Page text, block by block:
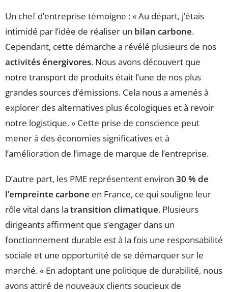
Un chef d’entreprise témoigne : « Au départ, j’étais
intimidé par l’idée de réaliser un bilan carbone.
Cependant, cette démarche a révélé plusieurs de nos
activités énergivores. Nous avons découvert que
notre transport de produits était l’une de nos plus
grandes sources d’émissions. Cela nous a amenés à
explorer des alternatives plus écologiques et à revoir
notre logistique. » Cette prise de conscience peut
mener à des économies significatives et à
l’amélioration de l’image de marque de l’entreprise.
D’autre part, les PME représentent environ 30 % de
l’empreinte carbone en France, ce qui souligne leur
rôle vital dans la transition climatique. Plusieurs
dirigeants affirment que s’engager dans un
fonctionnement durable est à la fois une responsabilité
sociale et une opportunité de se démarquer sur le
marché. « En adoptant une politique de durabilité, nous
avons attiré de nouveaux clients soucieux de